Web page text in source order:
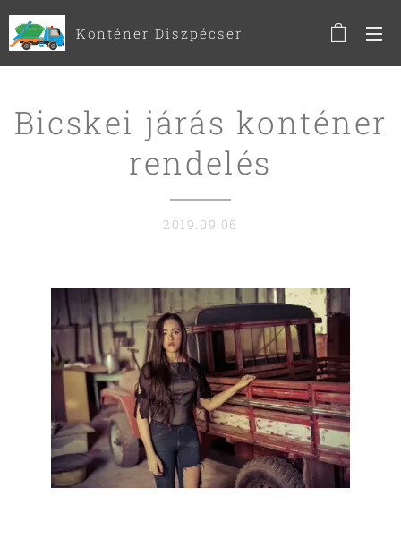
Konténer Diszpécser
Bicskei járás konténer
rendelés
2019.09.06